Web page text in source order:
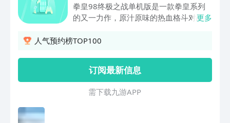
拳皇98终极之战单机版是一款拳皇系列
的又一力作，原汁原味的热血格斗对战玩
画面再次升级，动作连招行云流水，一气
的手机格斗游戏《拳皇98 终极之战OL》
为SNK正式授权，当年在你电脑上熟悉的
格斗家们的身影将在手机上更换高清的画
更多
人气预约榜TOP100
订阅最新信息
需 下 载 九 游 A P P